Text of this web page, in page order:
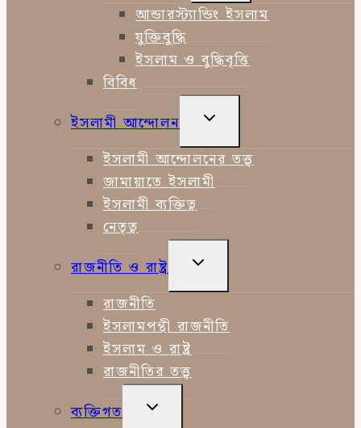
MENU
আন্ডারস্ট্যান্ডিং ইসলাম
যুক্তিবুদ্ধি
ইসলাম ও বুদ্ধিবৃত্তি
বিবিধ
ইসলামী আন্দোলন
TOGGLE
MENU
ইসলামী আন্দোলনের তত্ত্ব
জামায়াতে ইসলামী
ইসলামী ব্যক্তিত্ব
নেতৃত্ব
রাজনীতি ও রাষ্ট্র
TOGGLE
রাজনীতি
ইসলামপন্থী রাজনীতি
ইসলাম ও রাষ্ট্র
রাজনীতির তত্ত্ব
ব্যক্তিগত
TOGGLE